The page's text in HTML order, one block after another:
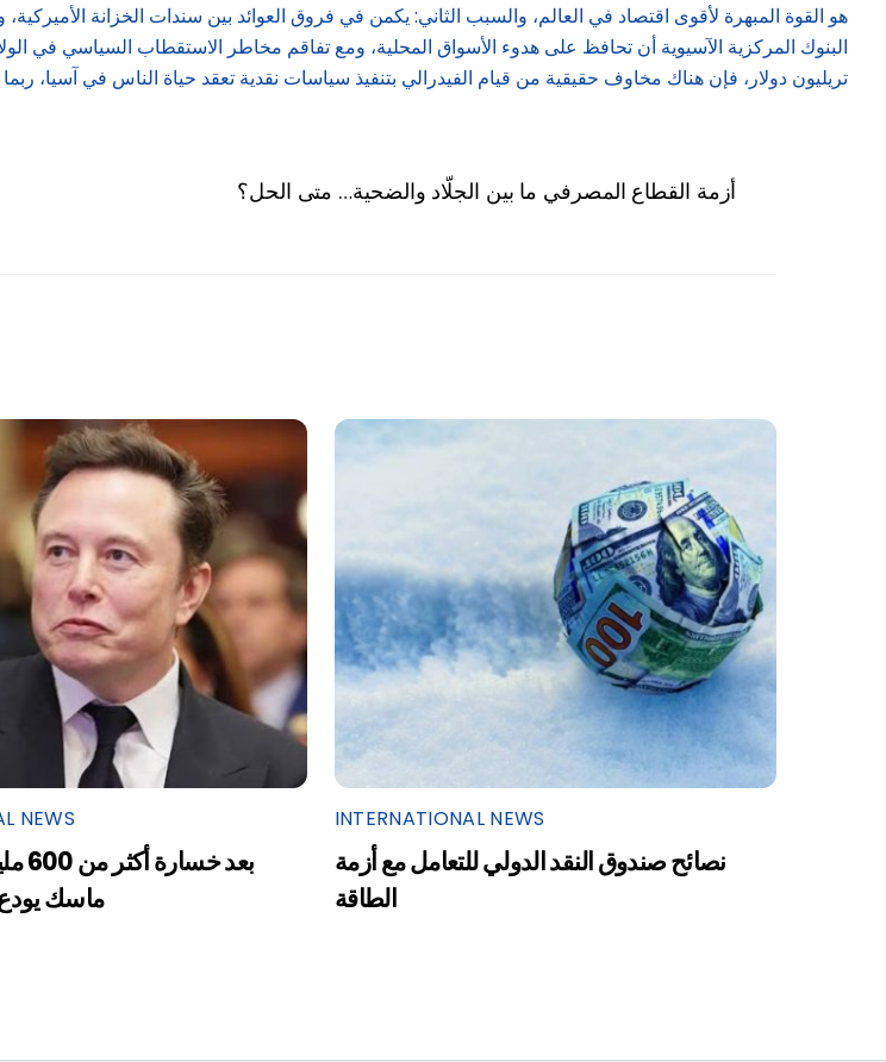
هو القوة المبهرة لأقوى اقتصاد في العالم، والسبب الثاني: يكمن في فروق العوائد بين سندات الخزانة
تريليون دولار، فإن هناك مخاوف حقيقية من قيام الفيدرالي بتنفيذ سياسات نقدية تعقد حياة الناس في آسيا، ربما
أزمة القطاع المصرفي ما بين الجلّاد والضحية… متى الحل؟
NEWS
بعد
ماسك يودع
INTERNATIONAL NEWS
نصائح صندوق النقد الدولي للتعامل مع أزمة
الطاقة